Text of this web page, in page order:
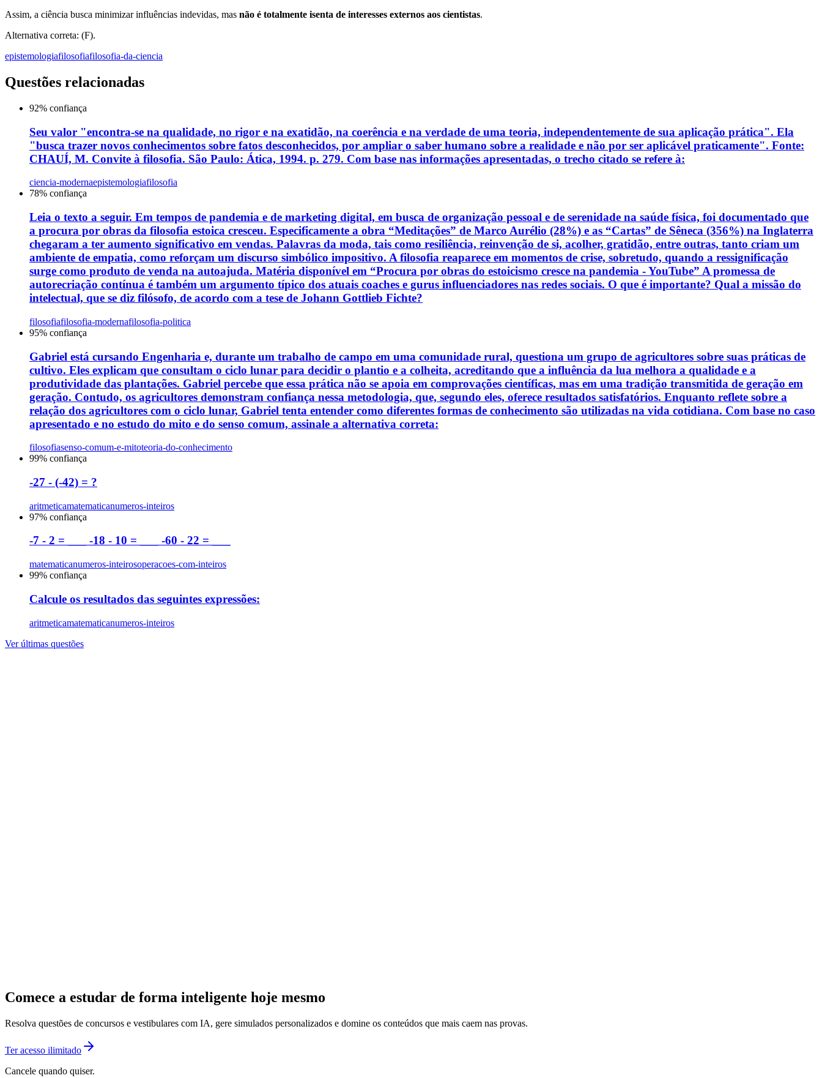
Assim, a ciência busca minimizar influências indevidas, mas não é totalmente isenta de interesses externos aos cientistas.
Alternativa correta: (F).
epistemologiafilosofiafilosofia-da-ciencia
Questões relacionadas
92% confiança
Seu valor "encontra-se na qualidade, no rigor e na exatidão, na coerência e na verdade de uma teoria, independentemente de sua aplicação prática". Ela
"busca trazer novos conhecimentos sobre fatos desconhecidos, por ampliar o saber humano sobre a realidade e não por ser aplicável praticamente". Fonte:
CHAUÍ, M. Convite à filosofia. São Paulo: Ática, 1994. p. 279. Com base nas informações apresentadas, o trecho citado se refere à:
ciencia-modernaepistemologiafilosofia
78% confiança
Leia o texto a seguir. Em tempos de pandemia e de marketing digital, em busca de organização pessoal e de serenidade na saúde física, foi documentado que
a procura por obras da filosofia estoica cresceu. Especificamente a obra “Meditações” de Marco Aurélio (28%) e as “Cartas” de Sêneca (356%) na Inglaterra
chegaram a ter aumento significativo em vendas. Palavras da moda, tais como resiliência, reinvenção de si, acolher, gratidão, entre outras, tanto criam um
ambiente de empatia, como reforçam um discurso simbólico impositivo. A filosofia reaparece em momentos de crise, sobretudo, quando a ressignificação
surge como produto de venda na autoajuda. Matéria disponível em “Procura por obras do estoicismo cresce na pandemia - YouTube” A promessa de
autorecriação contínua é também um argumento típico dos atuais coaches e gurus influenciadores nas redes sociais. O que é importante? Qual a missão do
intelectual, que se diz filósofo, de acordo com a tese de Johann Gottlieb Fichte?
filosofiafilosofia-modernafilosofia-politica
95% confiança
Gabriel está cursando Engenharia e, durante um trabalho de campo em uma comunidade rural, questiona um grupo de agricultores sobre suas práticas de
cultivo. Eles explicam que consultam o ciclo lunar para decidir o plantio e a colheita, acreditando que a influência da lua melhora a qualidade e a
produtividade das plantações. Gabriel percebe que essa prática não se apoia em comprovações científicas, mas em uma tradição transmitida de geração em
geração. Contudo, os agricultores demonstram confiança nessa metodologia, que, segundo eles, oferece resultados satisfatórios. Enquanto reflete sobre a
relação dos agricultores com o ciclo lunar, Gabriel tenta entender como diferentes formas de conhecimento são utilizadas na vida cotidiana. Com base no caso
apresentado e no estudo do mito e do senso comum, assinale a alternativa correta:
filosofiasenso-comum-e-mitoteoria-do-conhecimento
99% confiança
-27 - (-42) = ?
aritmeticamatematicanumeros-inteiros
97% confiança
-7 - 2 = ___ -18 - 10 = ___ -60 - 22 = ___
matematicanumeros-inteirosoperacoes-com-inteiros
99% confiança
Calcule os resultados das seguintes expressões:
aritmeticamatematicanumeros-inteiros
Ver últimas questões
Comece a estudar de forma inteligente hoje mesmo
Resolva questões de concursos e vestibulares com IA, gere simulados personalizados e domine os conteúdos que mais caem nas provas.
Ter acesso ilimitado
Cancele quando quiser.